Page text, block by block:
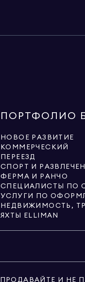
ПОРТФОЛИО
НОВОЕ РАЗВИТИЕ
КОММЕРЧЕСКИЙ
ПЕРЕЕЗД
СПОРТ И
ФЕРМА И РАНЧО
ЯХТЫ ELLIMAN